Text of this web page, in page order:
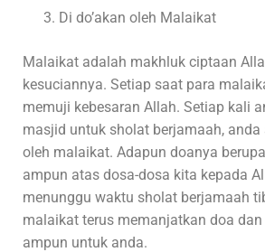
Di do’akan oleh Malaikat
Malaikat adalah makhluk ciptaan
kesuciannya. Setiap saat para
memuji kebesaran Allah. Setiap kali
masjid untuk sholat berjamaah, anda
oleh malaikat. Adapun doanya
ampun atas dosa-dosa kita kepada
menunggu waktu sholat berjamaah
malaikat terus memanjatkan doa
ampun untuk anda.